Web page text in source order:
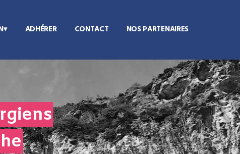
ADHÉRER CONTACT NOS PARTENAIRES